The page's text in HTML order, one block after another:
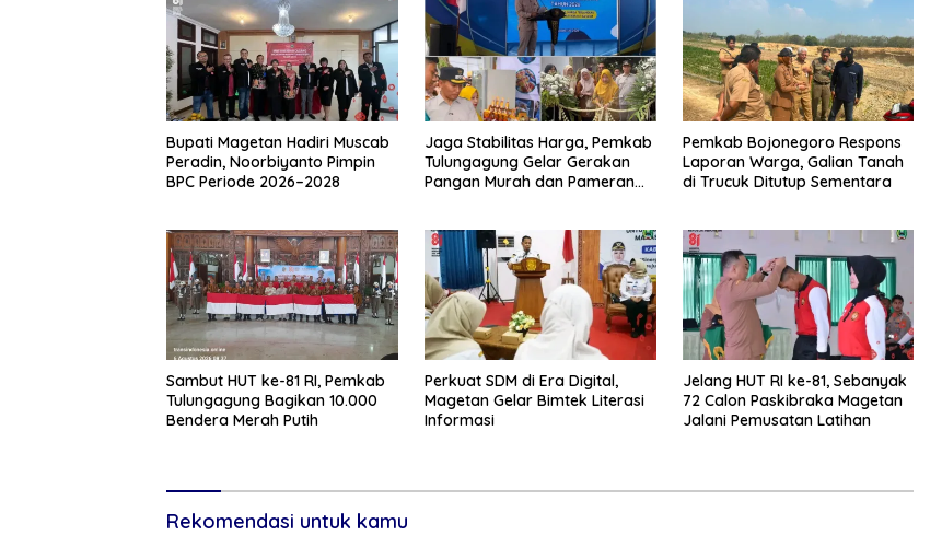
Bupati Magetan Hadiri Muscab
Peradin, Noorbiyanto Pimpin
BPC Periode 2026–2028
Jaga Stabilitas Harga, Pemkab
Tulungagung Gelar Gerakan
Pangan Murah dan Pameran
Pemkab Bojonegoro Respons
Laporan Warga, Galian Tanah
di Trucuk Ditutup Sementara
Sambut HUT ke-81 RI, Pemkab
Tulungagung Bagikan 10.000
Bendera Merah Putih
Perkuat SDM di Era Digital,
Magetan Gelar Bimtek Literasi
Informasi
Jelang HUT RI ke-81, Sebanyak
72 Calon Paskibraka Magetan
Jalani Pemusatan Latihan
Rekomendasi untuk kamu